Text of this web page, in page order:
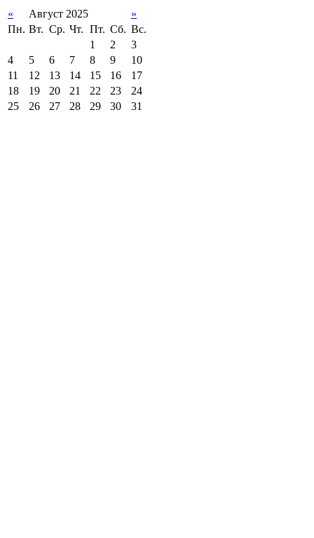
« Август 2025
»
Пн. Вт. Ср. Чт. Пт. Сб. Вс.
1
2
3
4
5 6 7 8 9
10
11
12 13 14 15 16
17
18
19 20 21 22 23
24
25
26 27 28 29 30 31